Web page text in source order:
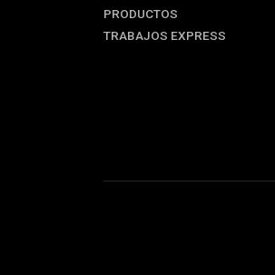
PRODUCTOS
TRABAJOS EXPRESS